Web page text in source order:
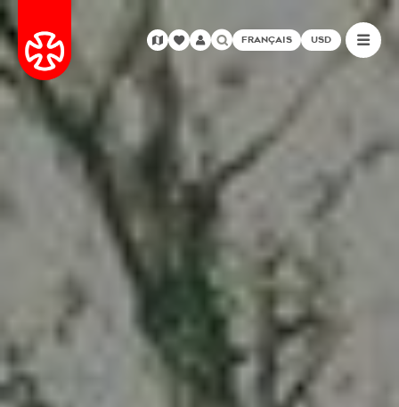
FRANÇAIS USD